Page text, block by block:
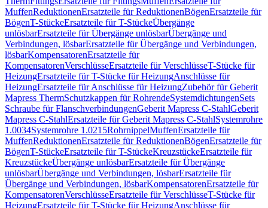
MuffenReduktionenErsatzteile für ReduktionenBögenErsatzteile für
BögenT-StückeErsatzteile für T-StückeÜbergänge
unlösbarErsatzteile für Übergänge unlösbarÜbergänge und
Verbindungen, lösbarErsatzteile für Übergänge und Verbindungen,
lösbarKompensatorenErsatzteile für
KompensatorenVerschlüsseErsatzteile für VerschlüsseT-Stücke für
HeizungErsatzteile für T-Stücke für HeizungAnschlüsse für
HeizungErsatzteile für Anschlüsse für HeizungZubehör für Geberit
Mapress ThermSchutzkappen für RohrendeSystemdichtungenSets
Schraube für FlanschverbindungenGeberit Mapress C-StahlGeberit
Mapress C-StahlErsatzteile für Geberit Mapress C-StahlSystemrohre
1.0034Systemrohre 1.0215RohrnippelMuffenErsatzteile für
MuffenReduktionenErsatzteile für ReduktionenBögenErsatzteile für
BögenT-StückeErsatzteile für T-StückeKreuzstückeErsatzteile für
KreuzstückeÜbergänge unlösbarErsatzteile für Übergänge
unlösbarÜbergänge und Verbindungen, lösbarErsatzteile für
Übergänge und Verbindungen, lösbarKompensatorenErsatzteile für
KompensatorenVerschlüsseErsatzteile für VerschlüsseT-Stücke für
HeizungErsatzteile für T-Stücke für HeizungAnschlüsse für